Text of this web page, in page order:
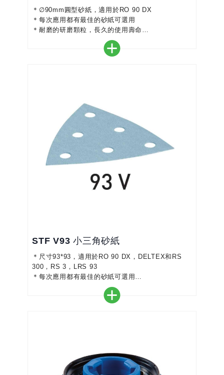
＊∅90mm圓型砂紙，適用於RO 90 DX
＊每次應用都有最佳的砂紙可選用
＊耐磨的研磨顆粒，長久的使用壽命
＊StickFix系統，只需撕下並粘上下一張即可
＊均勻的研磨效果，減少修整工作時間
STF V93 小三角砂紙
＊尺寸93*93，適用於RO 90 DX，DELTEX和RS
300，RS 3，LRS 93
＊每次應用都有最佳的砂紙可選用
＊耐磨的研磨顆粒，長久的使用壽命
＊StickFix系統，只需撕下並粘上下一張即可